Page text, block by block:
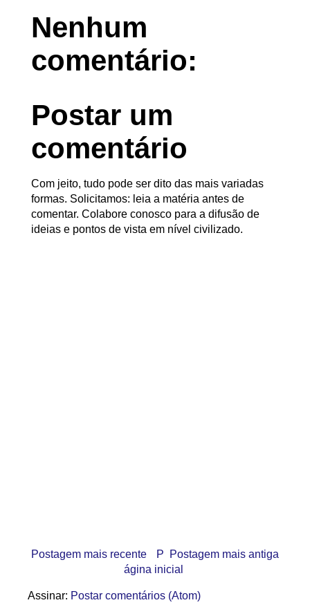
Nenhum
comentário:
Postar um
comentário
Com jeito, tudo pode ser dito das mais variadas
formas. Solicitamos: leia a matéria antes de
comentar. Colabore conosco para a difusão de
ideias e pontos de vista em nível civilizado.
Postagem mais recente Postagem mais antiga
P
ágina inicial
Assinar: Postar comentários (Atom)